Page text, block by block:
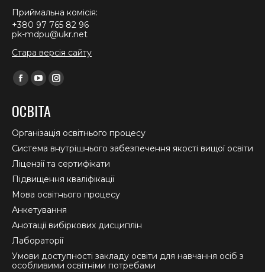
Приймальна комісія:
+380 97 765 82 96
pk-mdpu@ukr.net
Стара версія сайту
Find us on:
Facebook
opens
in
new
window
YouTube
opens
in
new
window
Instagram
in
new
window
ОСВІТА
Організація освітнього процесу
Система внутрішнього забезпечення якості вищої освіти
Ліцензії та сертифікати
Підвищення кваліфікації
Мова освітнього процесу
Анкетування
Анотації вибіркових дисциплін
Лабораторії
Умови доступності закладу освіти для навчання осіб з
особливими освітніми потребами